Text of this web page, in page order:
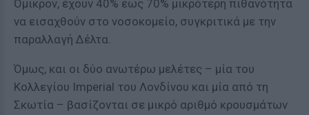
Όμικρον, έχουν 40% έως 70% μικρότερη πιθανότητα
να εισαχθούν στο νοσοκομείο, συγκριτικά με την
παραλλαγή Δέλτα.
Όμως, και οι δύο ανωτέρω μελέτες – μία του
Κολλεγίου Imperial του Λονδίνου και μία από τη
Σκωτία – βασίζονται σε μικρό αριθμό κρουσμάτων